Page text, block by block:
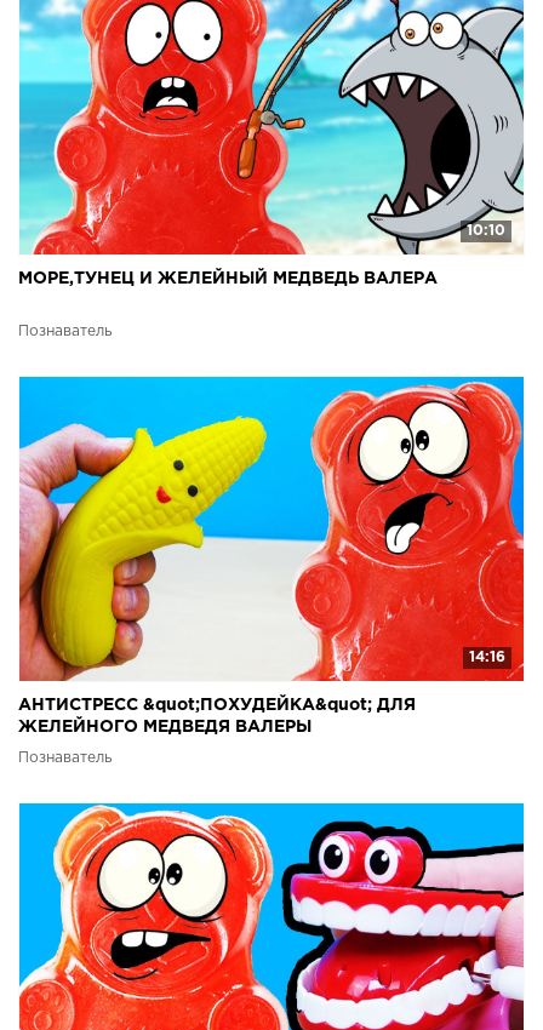
10:10
МОРЕ,ТУНЕЦ И ЖЕЛЕЙНЫЙ МЕДВЕДЬ ВАЛЕРА
Познаватель
14:16
АНТИСТРЕСС &quot;ПОХУДЕЙКА&quot; ДЛЯ
ЖЕЛЕЙНОГО МЕДВЕДЯ ВАЛЕРЫ
Познаватель